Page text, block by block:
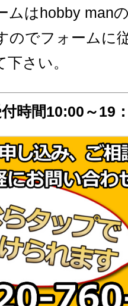
ムはhobby man
のでフォームに
さい。
時間10:00～19